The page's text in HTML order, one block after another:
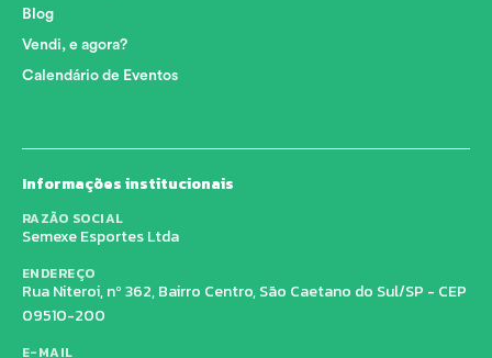
Blog
Vendi, e agora?
Calendário de Eventos
Informações institucionais
RAZÃO SOCIAL
Semexe Esportes Ltda
ENDEREÇO
Rua Niteroi, nº 362, Bairro Centro, São Caetano do Sul/SP - CEP
09510-200
E-MAIL